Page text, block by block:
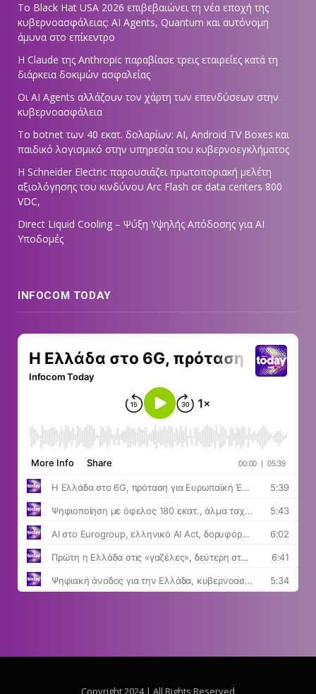
Το Black Hat USA 2026 επιβεβαιώνει τη νέα εποχή της
κυβερνοασφάλειας: AI Agents, Quantum και αυτόνομη
άμυνα στο επίκεντρο
Η Claude της Anthropic παραβίασε τρεις εταιρείες κατά τη
διάρκεια δοκιμών ασφαλείας
Οι AI Agents αλλάζουν τον χάρτη των επενδύσεων στην
κυβερνοασφάλεια
Το botnet των 40 εκατ. δολαρίων: AI, Android TV Boxes και
παιδικό λογισμικό στην υπηρεσία του κυβερνοεγκλήματος
Η Schneider Electric παρουσιάζει πρωτοποριακή μελέτη
αξιολόγησης του κινδύνου Arc Flash σε data centers 800
VDC,
Direct Liquid Cooling – Ψύξη Υψηλής Απόδοσης για AI
Υποδομές
INFOCOM TODAY